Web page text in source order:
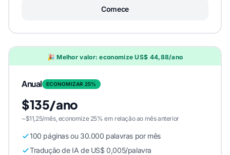
Comece
🎉 Melhor valor: economize US$ 44,88/ano
Anual ECONOMIZAR 25%
$135/ano
~$11,25/mês, economize 25% em relação ao mês anterior
100 páginas ou 30.000 palavras por mês
Tradução de IA de US$ 0,005/palavra